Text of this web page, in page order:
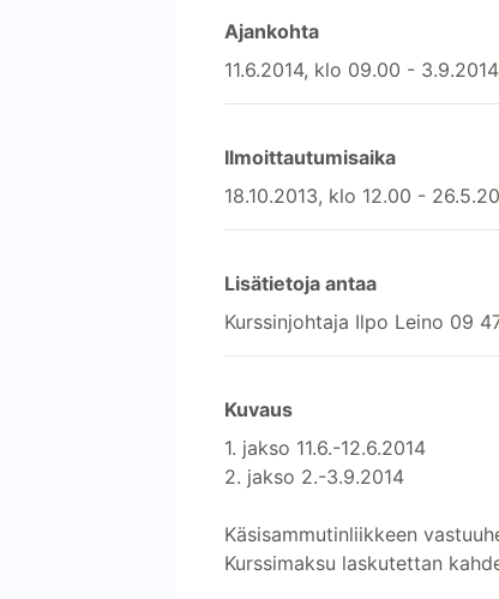
Ajankohta
11.6.2014, klo 09.00 -
Ilmoittautumisaika
18.10.2013, klo 12.00 -
Lisätietoja antaa
Kurssinjohtaja Ilpo Leino 09
Kuvaus
1. jakso 11.6.-12.6.2014
2. jakso 2.-3.9.2014
Käsisammutinliikkeen
Kurssimaksu laskutettan